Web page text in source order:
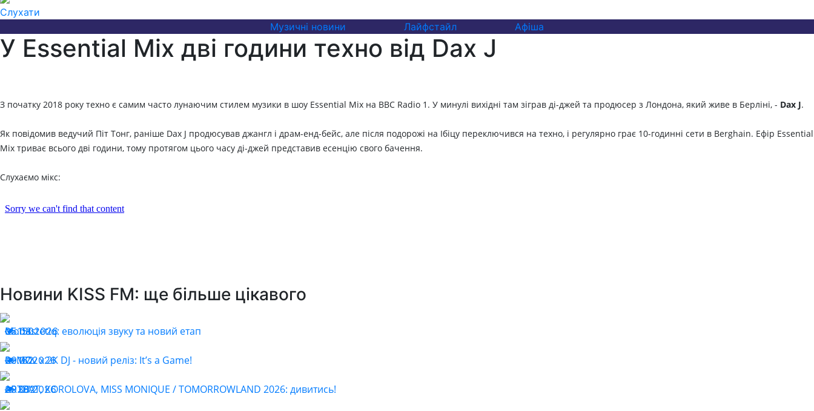
Слухати
Музичні новини
Лайфстайл Афіша
У Essential Mix дві години техно від Dax J
З початку 2018 року техно є самим часто лунаючим стилем музики в шоу Essential Mix на BBC Radio 1. У минулі вихідні там зіграв ді-джей та продюсер з Лондона, який живе в Берліні, - Dax J.
Як повідомив ведучий Піт Тонг, раніше Dax J продюсував джангл і драм-енд-бейс, але після подорожі на Ібіцу переключився на техно, і регулярно грає 10-годинні сети в Berghain. Ефір Essential
Mix триває всього дві години, тому протягом цього часу ді-джей представив есенцію свого бачення.
Слухаємо мікс:
Новини KISS FM: ще більше цікавого
05.08.2026
150
Monastetiq: еволюція звуку та новий етап
29.07.2026
162
ReMOv x 2K DJ - новий реліз: It’s a Game!
29.07.2026
382
ARTBAT, KOROLOVA, MISS MONIQUE / TOMORROWLAND 2026: дивитись!